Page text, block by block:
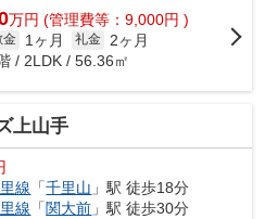
万円 (管理費等：9,000円 )
金 1ヶ月 礼金
2ヶ月
/ 2LDK / 56.36㎡
上山手
線 「千里山 」駅 徒歩18分
線 「関大前 」駅 徒歩30分